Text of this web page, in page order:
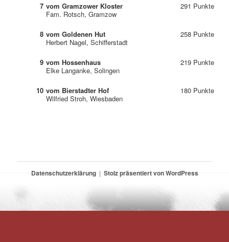
7 vom Gramzower Kloster
Fam. Rotsch, Gramzow
291 Punkte
8 vom Goldenen Hut
Herbert Nagel, Schifferstadt
258 Punkte
9 vom Hossenhaus
Elke Langanke, Solingen
219 Punkte
10 vom Bierstadter Hof
Wilfried Stroh, Wiesbaden
180 Punkte
Datenschutzerklärung Stolz präsentiert von WordPress